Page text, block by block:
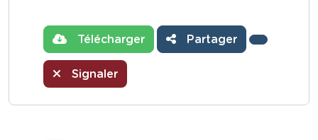
Télécharger Partager
Signaler